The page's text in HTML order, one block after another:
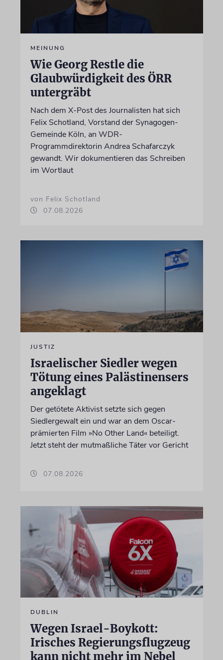
MEINUNG
Wie Georg Restle die
Glaubwürdigkeit des ÖRR
untergräbt
Nach dem X-Post des Journalisten hat sich
Felix Schotland, Vorstand der Synagogen-
Gemeinde Köln, an WDR-
Programmdirektorin Andrea Schafarczyk
gewandt. Wir dokumentieren das Schreiben
im Wortlaut
von Felix Schotland
07.08.2026
JUSTIZ
Israelischer Siedler wegen
Tötung eines Palästinensers
angeklagt
Der getötete Aktivist setzte sich gegen
Siedlergewalt ein und war an dem Oscar-
prämierten Film »No Other Land« beteiligt.
Jetzt steht der mutmaßliche Täter vor Gericht
07.08.2026
DUBLIN
Wegen Israel-Boykott:
Irisches Regierungsflugzeug
kann nicht mehr im Nebel